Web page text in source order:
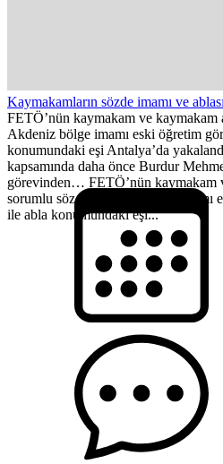
Kaymakamların sözde imamı ve
FETÖ’nün kaymakam ve kaymakam
Akdeniz bölge imamı eski öğretim
konumundaki eşi Antalya’da
kapsamında daha önce Burdur
görevinden… FETÖ’nün kaymakam
sorumlu sözde Akdeniz bölge imamı
ile abla konumundaki eşi...